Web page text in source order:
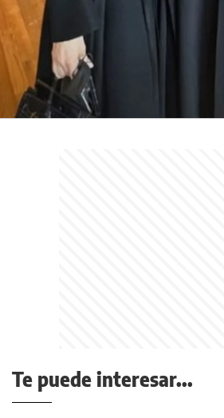
Te puede interesar...